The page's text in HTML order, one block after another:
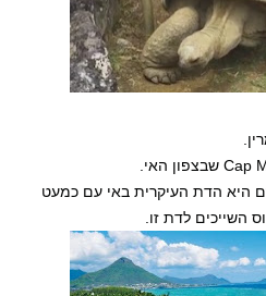
היא הדת העיקרית באי עם כמעט
השייכים לדת זו.